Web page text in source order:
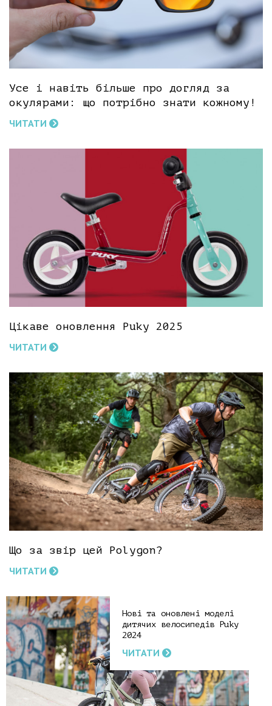
Усе і навіть більше про догляд за
окулярами: що потрібно знати кожному!
ЧИТАТИ
Цікаве оновлення Puky 2025
ЧИТАТИ
Що за звір цей Polygon?
ЧИТАТИ
Нові та оновлені моделі
дитячих велосипедів Puky
2024
ЧИТАТИ